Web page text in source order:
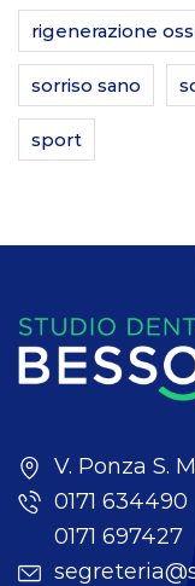
rigenerazione
sorriso sano
sport
V. Ponza S.
0171 634490
0171 697427